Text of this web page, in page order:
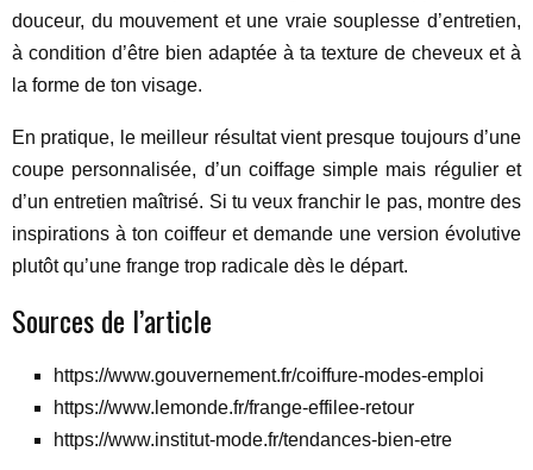
douceur, du mouvement et une vraie souplesse d’entretien,
à condition d’être bien adaptée à ta texture de cheveux et à
la forme de ton visage.
En pratique, le meilleur résultat vient presque toujours d’une
coupe personnalisée, d’un coiffage simple mais régulier et
d’un entretien maîtrisé. Si tu veux franchir le pas, montre des
inspirations à ton coiffeur et demande une version évolutive
plutôt qu’une frange trop radicale dès le départ.
Sources de l’article
https://www.gouvernement.fr/coiffure-modes-emploi
https://www.lemonde.fr/frange-effilee-retour
https://www.institut-mode.fr/tendances-bien-etre